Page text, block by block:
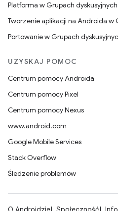
Platforma w Grupach
Tworzenie aplikacji na Androida
Portowanie w Grupach
UZYSKAJ POMOC
Centrum pomocy Androida
Centrum pomocy Pixel
Centrum pomocy Nexus
www.android.com
Google Mobile Services
Stack Overflow
Śledzenie problemów